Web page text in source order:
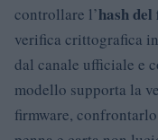
controllare l’hash
verifica crittografica
dal canale ufficiale e
modello supporta la
firmware,